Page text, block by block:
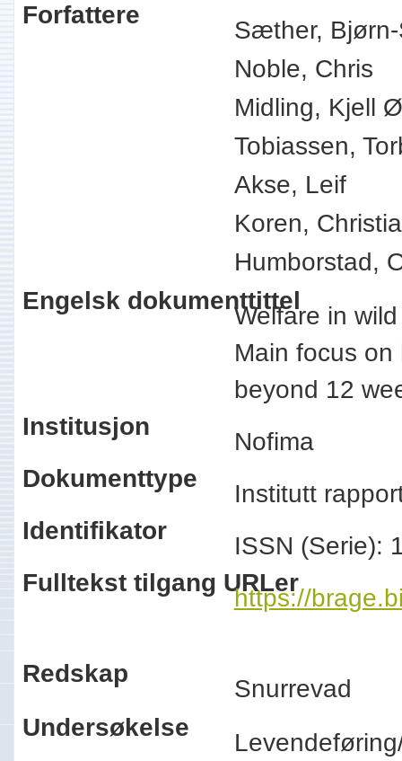
Forfattere
Sæther,
Noble, Chris
Midling, Kjell
Tobiassen,
Akse, Leif
Koren,
Humborstad,
Engelsk dokumenttittel
Welfare in
Main focus
beyond 12
Institusjon
Nofima
Dokumenttype
Institutt
Identifikator
ISSN (Serie):
Fulltekst tilgang URLer
https://
Redskap
Snurrevad
Undersøkelse